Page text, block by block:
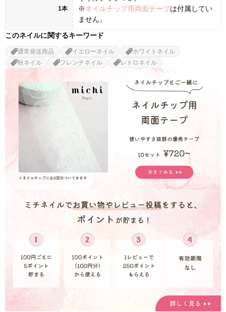
1本
※ネイルチップ用両面テープは付属してい
ません。
このネイルに関するキーワード
通常発送商品 イエローネイル
ホワイトネイル
秋ネイル
フレンチネイル レトロネイル